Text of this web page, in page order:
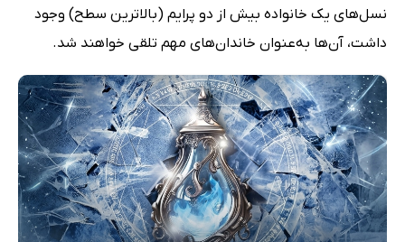
نسل‌های یک خانواده بیش از دو پرایم (بالاترین سطح) وجود
داشت، آن‌ها به‌عنوان خاندان‌های مهم تلقی خواهند شد.